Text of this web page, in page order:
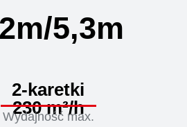
5,3m
2-karetki
230 m²/h
Wydajność max.